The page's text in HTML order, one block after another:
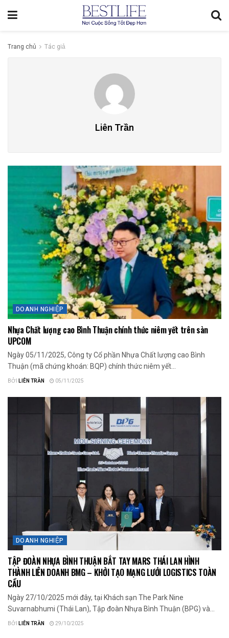
Trang chủ Tác giả
Liên Trần
DOANH NGHIỆP
Nhựa Chất lượng cao Bình Thuận chính thức niêm yết trên sàn
UPCOM
Ngày 05/11/2025, Công ty Cổ phần Nhựa Chất lượng cao Bình
Thuận (mã chứng khoán: BQP) chính thức niêm yết...
BỞI LIÊN TRẦN 05/11/2025
DOANH NGHIỆP
TẬP ĐOÀN NHỰA BÌNH THUẬN BẮT TAY MARS THÁI LAN HÌNH
THÀNH LIÊN DOANH BMG – KHỞI TẠO MẠNG LƯỚI LOGISTICS TOÀN
CẦU
Ngày 27/10/2025 mới đây, tại Khách sạn The Park Nine
Suvarnabhumi (Thái Lan), Tập đoàn Nhựa Bình Thuận (BPG) và...
BỞI LIÊN TRẦN 29/10/2025